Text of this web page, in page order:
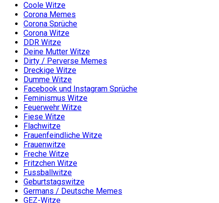
Coole Witze
Corona Memes
Corona Sprüche
Corona Witze
DDR Witze
Deine Mutter Witze
Dirty / Perverse Memes
Dreckige Witze
Dumme Witze
Facebook und Instagram Sprüche
Feminismus Witze
Feuerwehr Witze
Fiese Witze
Flachwitze
Frauenfeindliche Witze
Frauenwitze
Freche Witze
Fritzchen Witze
Fussballwitze
Geburtstagswitze
Germans / Deutsche Memes
GEZ-Witze